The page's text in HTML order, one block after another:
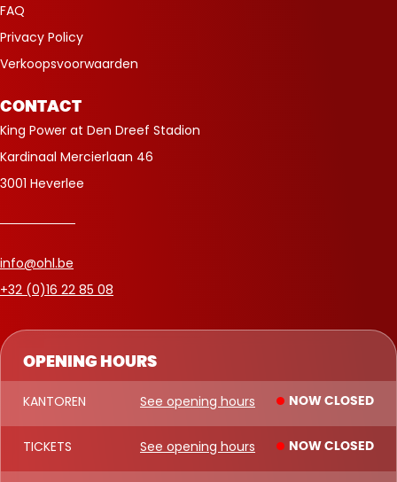
OPENING HOURS
KANTOREN See opening hours NOW CLOSED
TICKETS See opening hours NOW CLOSED
FAQ
Privacy Policy
Verkoopsvoorwaarden
CONTACT
King Power at Den Dreef Stadion
Kardinaal Mercierlaan 46
3001 Heverlee
info@ohl.be
+32 (0)16 22 85 08